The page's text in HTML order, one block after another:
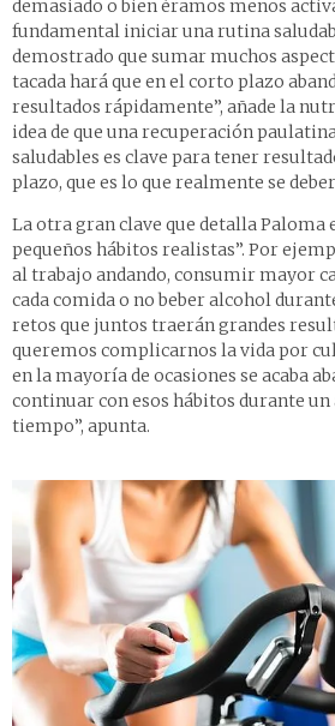
demasiado o bien éramos menos
fundamental iniciar una rutina
demostrado que sumar muchos
tacada hará que en el corto plazo
resultados rápidamente”, añade la
idea de que una recuperación
saludables es clave para tener
plazo, que es lo que realmente se
La otra gran clave que detalla Paloma
pequeños hábitos realistas”. Por
al trabajo andando, consumir mayor
cada comida o no beber alcohol
retos que juntos traerán grandes
queremos complicarnos la vida por
en la mayoría de ocasiones se acaba
continuar con esos hábitos durante
tiempo”, apunta.